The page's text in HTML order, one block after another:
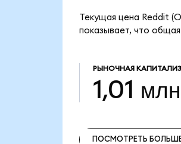
Текущая цена Reddit
показывает, что общая
РЫНОЧНАЯ
1,01
ПОСМОТРЕТЬ